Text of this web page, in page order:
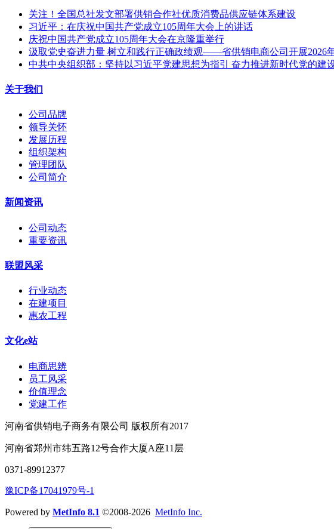
关注！全国总社发文部署供销合作社优质消费品供应链体系建设
习近平：在庆祝中国共产党成立105周年大会上的讲话
庆祝中国共产党成立105周年大会在京隆重举行
汲取党史奋进力量 树立和践行正确政绩观——省供销电商公司开展2026
中共中央组织部：坚持以习近平党建思想为指引 奋力推进新时代党的建
关于我们
公司品牌
领导关怀
发展历程
组织架构
管理团队
公司简介
新闻资讯
公司动态
重要资讯
联盟风采
行业动态
在建项目
惠农工程
文化e站
电商思辨
员工风采
价值理念
党建工作
河南省供销电子商务有限公司 版权所有2017
河南省郑州市纬五路12号合作大厦A座11层
0371-89912377
豫ICP备17041979号-1
Powered by MetInfo 8.1 ©2008-2026 MetInfo Inc.